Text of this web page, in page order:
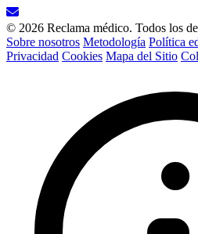
© 2026 Reclama médico. Todos los
Sobre nosotros Metodología Política
Privacidad Cookies Mapa del Sitio